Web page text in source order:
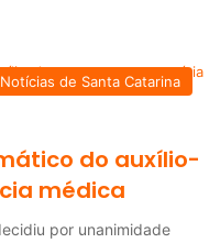
Notícias de Santa Catarina
do auxílio-
médica
por unanimidade